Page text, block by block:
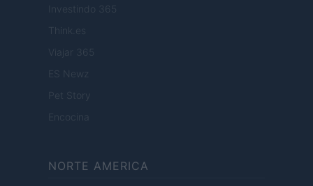
Investindo 365
Think.es
Viajar 365
ES Newz
Pet Story
Encocina
NORTE AMERICA